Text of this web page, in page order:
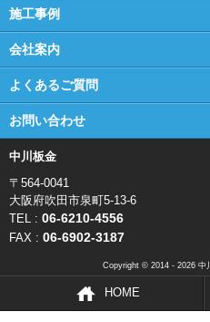
施工事例
会社案内
よくあるご質問
お問い合わせ
中川板金
〒564-0041
大阪府吹田市泉町5-13-6
TEL : 06-6210-4556
FAX : 06-6902-3187
Copyright © 2014 - 2026 中
HOME